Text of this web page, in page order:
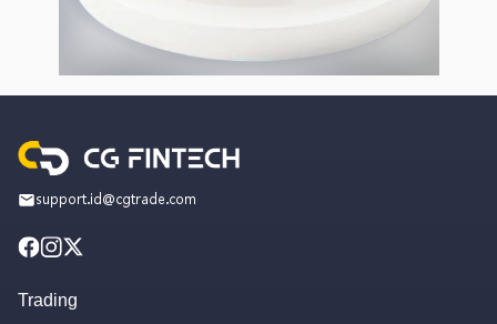
support.id@cgtrade.com
Trading